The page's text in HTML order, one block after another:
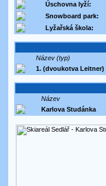
Úschovna lyží:
Snowboard park:
Lyžařská škola:
Název (typ)
1. (dvoukotva Leitner)
Název
Karlova Studánka